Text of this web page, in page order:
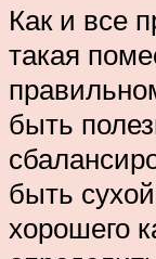
Как и все
такая
быть
быть
хорошего